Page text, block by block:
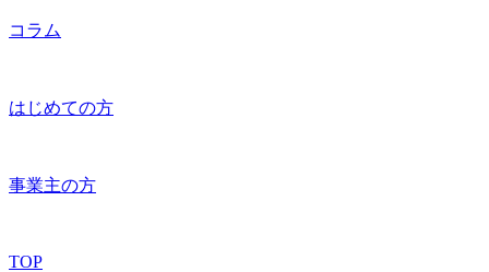
コラム
はじめての方
事業主の方
TOP